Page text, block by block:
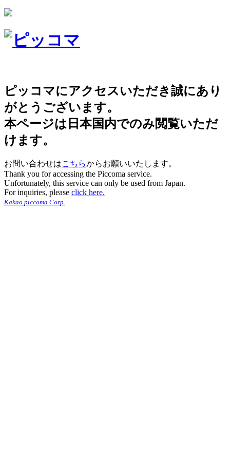
ピッコマにアクセスいただき誠にあり
がとうございます。
本ページは日本国内でのみ閲覧いただ
けます。
お問い合わせはこちらからお願いいたします。
Thank you for accessing the Piccoma service.
Unfortunately, this service can only be used from Japan.
For inquiries, please click here.
Kakao piccoma Corp.